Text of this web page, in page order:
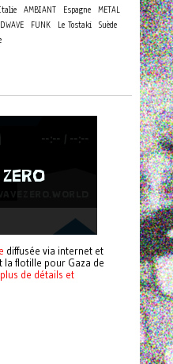
AMBIANT Espagne METAL
FUNK Le Tostaki Suède
diffusée via internet et
la flotille pour Gaza de
de détails et